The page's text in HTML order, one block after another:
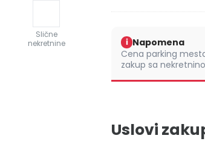
Slične
nekretnine
i Napomena
Cena parking
zakup sa
Uslovi